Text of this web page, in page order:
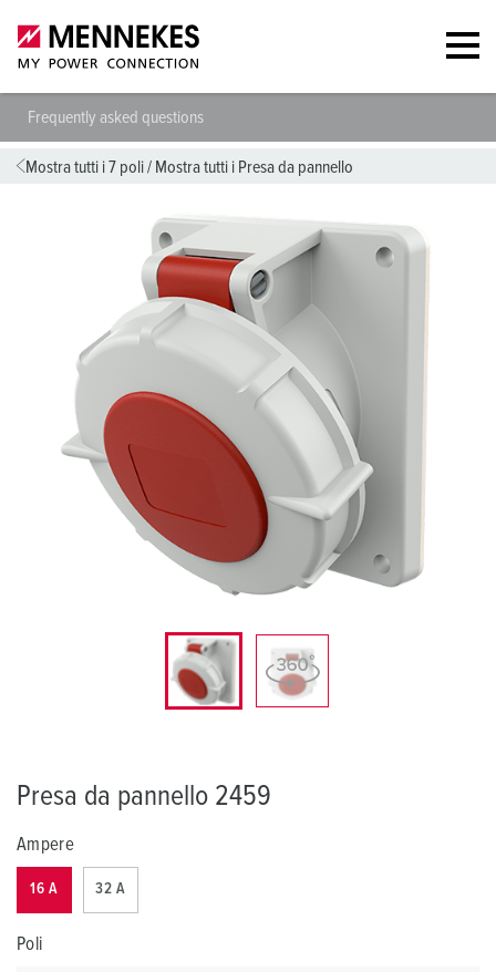
Frequently asked questions
Mostra tutti i 7 poli/ Mostra tutti i Presa da pannello
Presa da pannello 2459
Ampere
16 A 32 A
Poli